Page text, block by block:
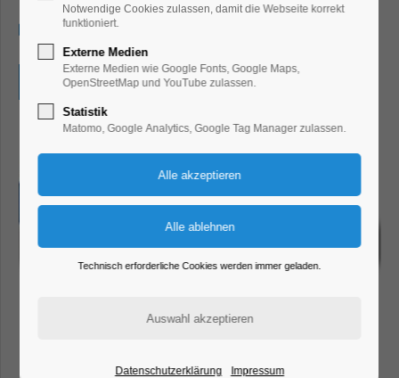
24.07.2026, 09:00–15:00
Eintritt frei
Notwendige Cookies zulassen, damit die Webseite korrekt
funktioniert.
Externe Medien
Externe Medien wie Google Fonts, Google Maps,
OpenStreetMap und YouTube zulassen.
Statistik
Matomo, Google Analytics, Google Tag Manager zulassen.
Technisch erforderliche Cookies werden immer geladen.
Datenschutzerklärung Impressum